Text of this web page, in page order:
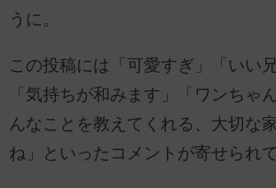
うに。
この投稿には「可愛すぎ」「いい
「気持ちが和みます」「ワンちゃ
んなことを教えてくれる、大切な
ね」といったコメントが寄せられて